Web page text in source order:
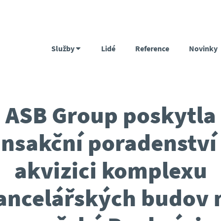
Služby Lidé Reference Novinky
ASB Group poskytla
akvizici komplexu
budov